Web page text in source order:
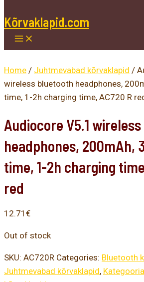
Kõrvaklapid.com
Home / Juhtmevabad kõrvaklapid /
wireless bluetooth headphones,
time, 1-2h charging time, AC720 R
Audiocore V5.1
headphones, 200mAh,
time, 1-2h charging
red
12.71 €
Out of stock
SKU: AC720R Categories: Bluetooth
Juhtmevabad kõrvaklapid, Kategooria